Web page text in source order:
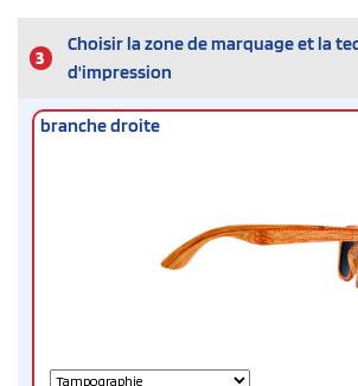
3
Choisir la zone de marquage et la
d'impression
branche droite